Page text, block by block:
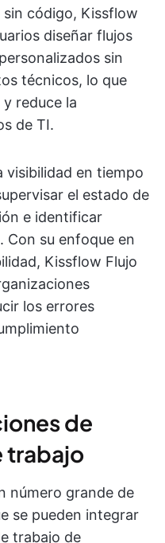
código, Kissflow
diseñar flujos
sin
técnicos, lo que
reduce la
de TI.
visibilidad en tiempo
el estado de
e identificar
Con su enfoque en
Kissflow Flujo
los errores
de
trabajo
número grande de
se pueden integrar
trabajo de